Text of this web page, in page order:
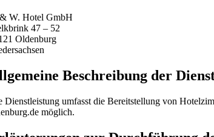
W. Hotel GmbH
47 – 52
Oldenburg
Beschreibung der
Dienstleistung umfasst die Bereitstellung von
möglich.